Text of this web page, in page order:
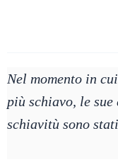
Nel momento in
più schiavo, le
schiavitù sono